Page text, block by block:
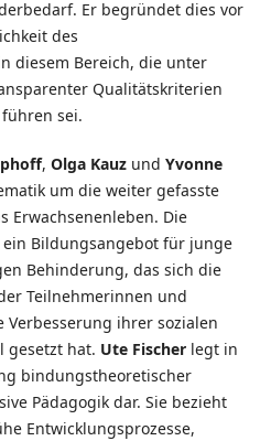
Er begründet dies vor
des
diesem Bereich, die unter
Qualitätskriterien
sei.
, Olga Kauzund Yvonne
um die weiter gefasste
Erwachsenenleben. Die
Bildungsangebot für junge
Behinderung, das sich die
Teilnehmerinnen und
ihrer sozialen
gesetzt hat. Ute Fischerlegt in
bindungstheoretischer
Pädagogik dar. Sie bezieht
Entwicklungsprozesse,